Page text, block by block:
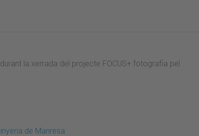
la xerrada del projecte FOCUS+ fotografia pel
de Manresa